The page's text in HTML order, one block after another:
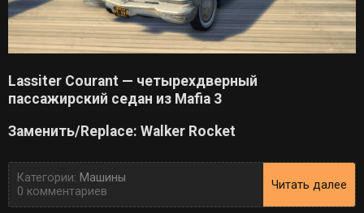
Lassiter Courant — четырехдверный
пассажирский седан из Mafia 3
Заменить/Replace: Walker Rocket
Категории: Машины
0 комментариев
Читать далее